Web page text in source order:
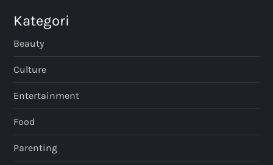
Kategori
Beauty
Culture
Entertainment
Food
Parenting